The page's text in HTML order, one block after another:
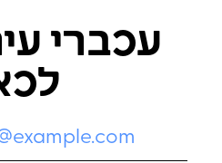
עכברי